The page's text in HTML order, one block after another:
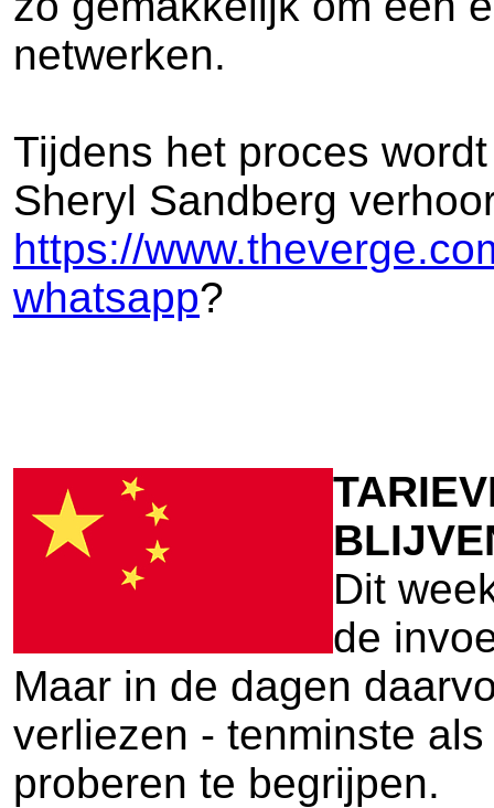
netwerken.
Tijdens het proces
Sheryl Sandberg
https://
whatsapp?
Dit
de
Maar in de dagen
verliezen - tenminste
proberen te begrijpen.